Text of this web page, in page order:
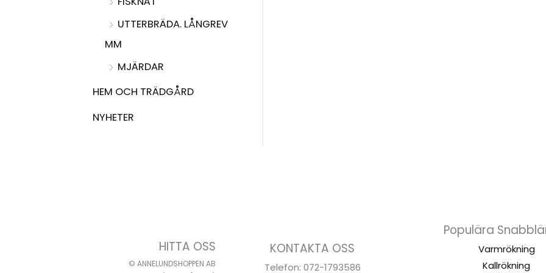
UTTERBRÄDA. LÅNGREV
MM
MJÄRDAR
HEM OCH TRÄDGÅRD
NYHETER
HITTA OSS
© ANNELUNDSHOPPEN AB
KONTAKTA OSS
Telefon: 072-1793586
Populära
Varmrökning
Kallrökning